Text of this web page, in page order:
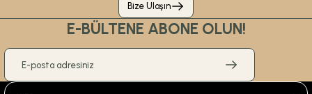
Bize Ulaşın
E-BÜLTENE ABONE OLUN!